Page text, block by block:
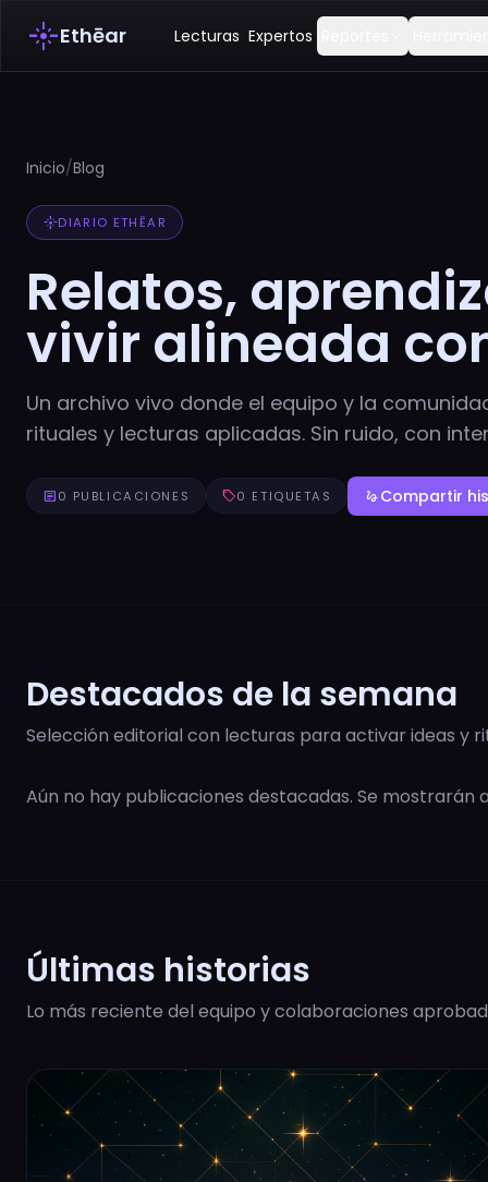
flareEthēar Lecturas Expertos
Inicio/Blog
flareDIARIO ETHĒAR
Relatos,
vivir alineada
Un archivo vivo donde el equipo y la
rituales y lecturas aplicadas. Sin ruido, con
article0 PUBLICACIONES sell0 ETIQUETAS gestureCompartir
Destacados de la semana
Selección editorial con lecturas para activar ideas y
Aún no hay publicaciones destacadas. Se
Últimas historias
Lo más reciente del equipo y colaboraciones